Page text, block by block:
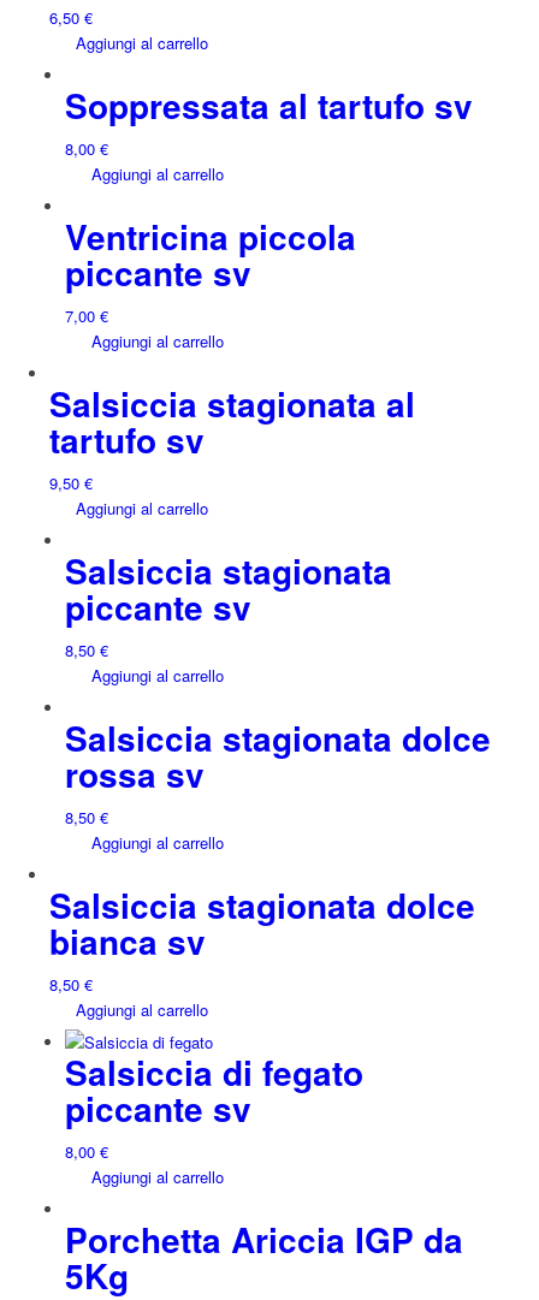
pagina
prodotto
6,50 €
Aggiungi al carrello
Soppressata al tartufo sv
8,00 €
Aggiungi al carrello
Ventricina piccola
piccante sv
7,00 €
Aggiungi al carrello
Salsiccia stagionata al
tartufo sv
9,50 €
Aggiungi al carrello
Salsiccia stagionata
piccante sv
8,50 €
Aggiungi al carrello
Salsiccia stagionata dolce
rossa sv
8,50 €
Aggiungi al carrello
Salsiccia stagionata dolce
bianca sv
8,50 €
Aggiungi al carrello
Salsiccia di fegato
piccante sv
8,00 €
Aggiungi al carrello
Porchetta Ariccia IGP da
5Kg